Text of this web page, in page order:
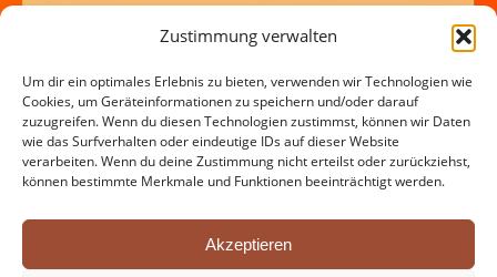
Zustimmung verwalten
Um dir ein optimales Erlebnis zu bieten, verwenden wir Technologien wie
Cookies, um Geräteinformationen zu speichern und/oder darauf
zuzugreifen. Wenn du diesen Technologien zustimmst, können wir Daten
wie das Surfverhalten oder eindeutige IDs auf dieser Website
verarbeiten. Wenn du deine Zustimmung nicht erteilst oder zurückziehst,
können bestimmte Merkmale und Funktionen beeinträchtigt werden.
Akzeptieren
JA! Powerday Hamburg: Meet & Beat
» Jetzt anmelden!